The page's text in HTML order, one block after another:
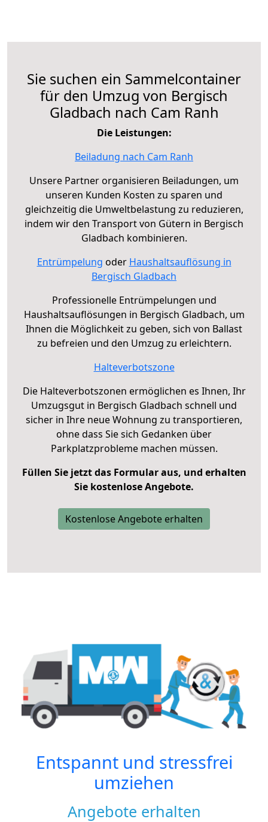
Sie suchen ein Sammelcontainer
für den Umzug von Bergisch
Gladbach nach Cam Ranh
Die Leistungen:
Beiladung nach Cam Ranh
Unsere Partner organisieren Beiladungen, um
unseren Kunden Kosten zu sparen und
gleichzeitig die Umweltbelastung zu reduzieren,
indem wir den Transport von Gütern in Bergisch
Gladbach kombinieren.
Entrümpelung oder Haushaltsauflösung in
Bergisch Gladbach
Professionelle Entrümpelungen und
Haushaltsauflösungen in Bergisch Gladbach, um
Ihnen die Möglichkeit zu geben, sich von Ballast
zu befreien und den Umzug zu erleichtern.
Halteverbotszone
Die Halteverbotszonen ermöglichen es Ihnen, Ihr
Umzugsgut in Bergisch Gladbach schnell und
sicher in Ihre neue Wohnung zu transportieren,
ohne dass Sie sich Gedanken über
Parkplatzprobleme machen müssen.
Füllen Sie jetzt das Formular aus, und erhalten
Sie kostenlose Angebote.
Kostenlose Angebote erhalten
Entspannt und stressfrei
umziehen
Angebote erhalten